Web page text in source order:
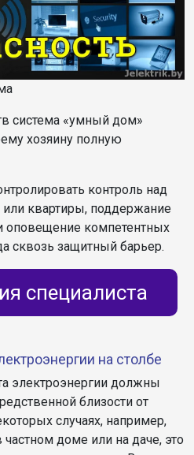
система «умный дом»
хозяину полную
контроль над
квартиры, поддержание
оповещение компетентных
сквозь защитный барьер.
специалиста
на столбе
электроэнергии должны
близости от
случаях, например,
частном доме или на даче, это